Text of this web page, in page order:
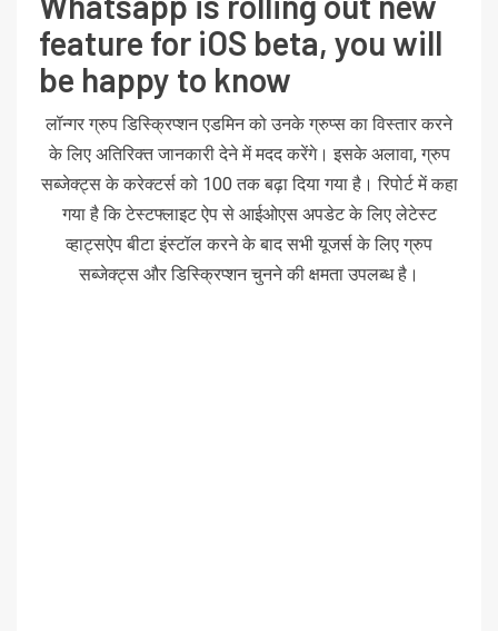
feature for iOS beta, you will
be happy to know
लॉन्गर ग्रुप डिस्क्रिप्शन एडमिन को उनके ग्रुप्स का विस्तार करने
के लिए अतिरिक्त जानकारी देने में मदद करेंगे। इसके अलावा, ग्रुप
सब्जेक्ट्स के करेक्टर्स को 100 तक बढ़ा दिया गया है। रिपोर्ट में कहा
गया है कि टेस्टफ्लाइट ऐप से आईओएस अपडेट के लिए लेटेस्ट
व्हाट्सऐप बीटा इंस्टॉल करने के बाद सभी यूजर्स के लिए ग्रुप
सब्जेक्ट्स और डिस्क्रिप्शन चुनने की क्षमता उपलब्ध है।